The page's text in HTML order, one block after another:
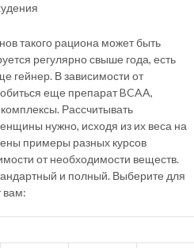
такого рациона может быть
регулярно свыше года, есть
гейнер. В зависимости от
еще препарат BCAA,
Рассчитывать
нужно, исходя из их веса на
примеры разных курсов
от необходимости веществ.
и полный. Выберите для
вам: